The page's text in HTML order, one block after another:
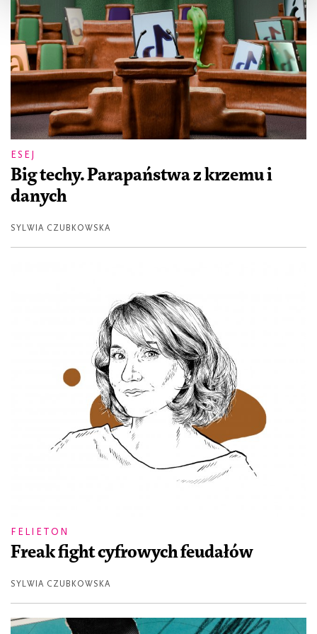
ESEJ
Big techy. Parapaństwa z krzemu i
danych
SYLWIA CZUBKOWSKA
FELIETON
Freak fight cyfrowych feudałów
SYLWIA CZUBKOWSKA